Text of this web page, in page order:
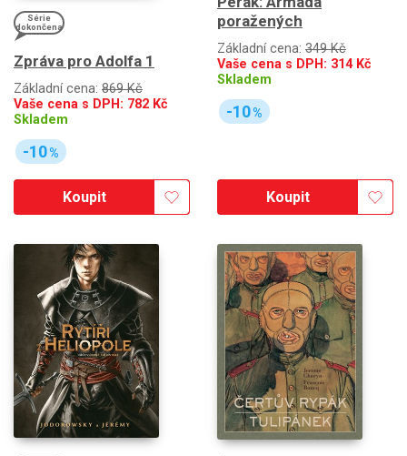
Série
dokončena
Zpráva pro Adolfa 1
Základní cena: 869 Kč
Vaše cena s DPH: 782 Kč
Skladem
-10%
Koupit
poražených
Základní cena: 349 Kč
Vaše cena s DPH: 314Kč
Skladem
-10%
Koupit